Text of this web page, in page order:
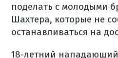
поделать с молодыми
Шахтера, которые не
останавливаться на
18-летний